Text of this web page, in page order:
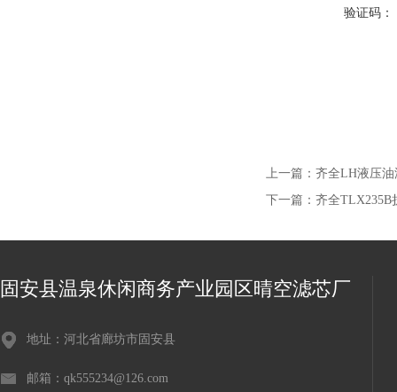
验证码：
上一篇： 齐全LH液压
下一篇： 齐全TLX235B
固安县温泉休闲商务产业园区晴空滤芯厂
地址：河北省廊坊市固安县
邮箱：qk555234@126.com